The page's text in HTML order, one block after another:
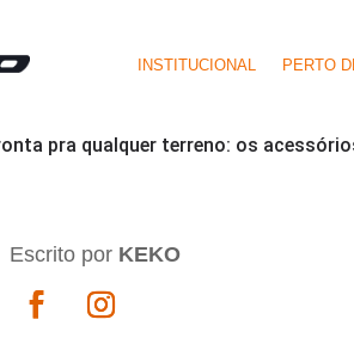
INSTITUCIONAL PERTO
pra qualquer terreno: os
Escrito por KEKO